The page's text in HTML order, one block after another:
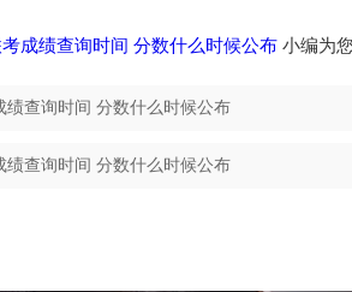
成绩查询时间 分数什么时候公布 小编为
绩查询时间 分数什么时候公布
绩查询时间 分数什么时候公布